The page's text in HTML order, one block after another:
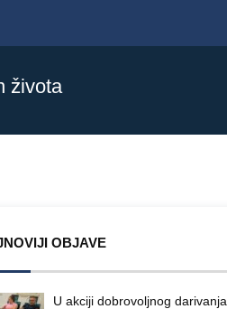
života
OBJAVE
U akciji dobrovoljnog darivanja